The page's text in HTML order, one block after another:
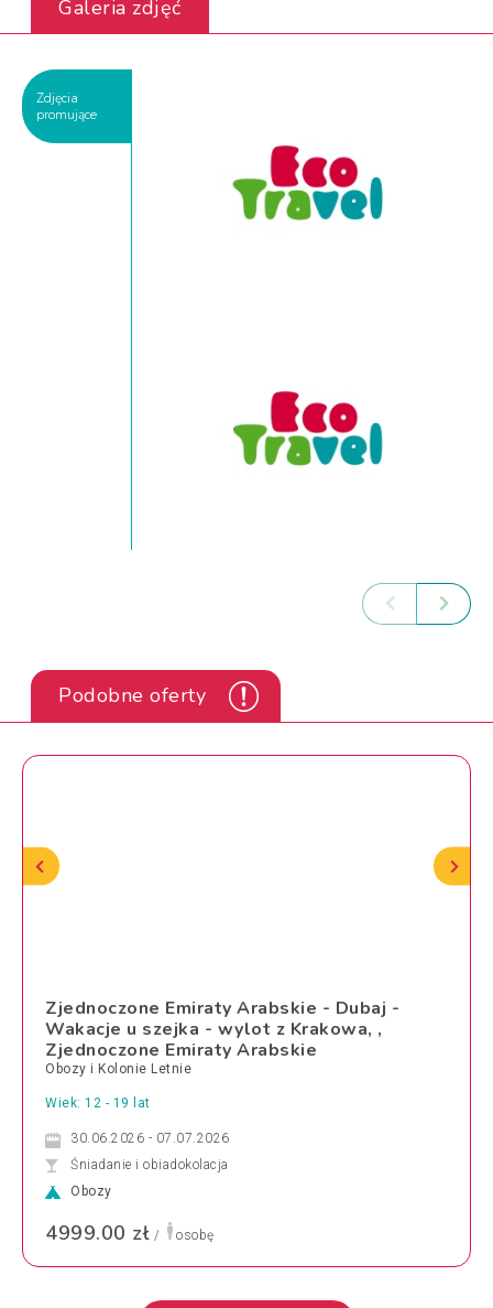
Galeria zdjęć
Zdjęcia
promujące
Podobne oferty
Zjednoczone Emiraty Arabskie - Dubaj -
Wakacje u szejka - wylot z Krakowa, ,
Zjednoczone Emiraty Arabskie
Obozy i Kolonie Letnie
Wiek: 12 - 19 lat
30.06.2026 - 07.07.2026
Śniadanie i obiadokolacja
Obozy
4999.00 zł / osobę